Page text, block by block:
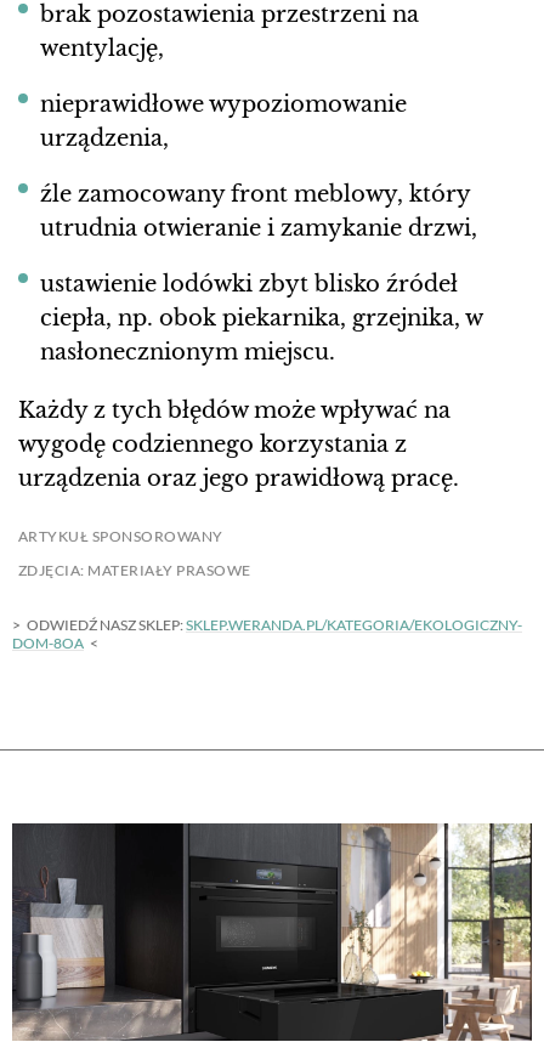
brak pozostawienia przestrzeni na
wentylację,
nieprawidłowe wypoziomowanie
urządzenia,
źle zamocowany front meblowy, który
utrudnia otwieranie i zamykanie drzwi,
ustawienie lodówki zbyt blisko źródeł
ciepła, np. obok piekarnika, grzejnika, w
nasłonecznionym miejscu.
Każdy z tych błędów może wpływać na
wygodę codziennego korzystania z
urządzenia oraz jego prawidłową pracę.
ARTYKUŁ SPONSOROWANY
ZDJĘCIA: MATERIAŁY PRASOWE
ODWIEDŹ NASZ SKLEP:SKLEP.WERANDA.PL/KATEGORIA/EKOLOGICZNY-
DOM-8OA